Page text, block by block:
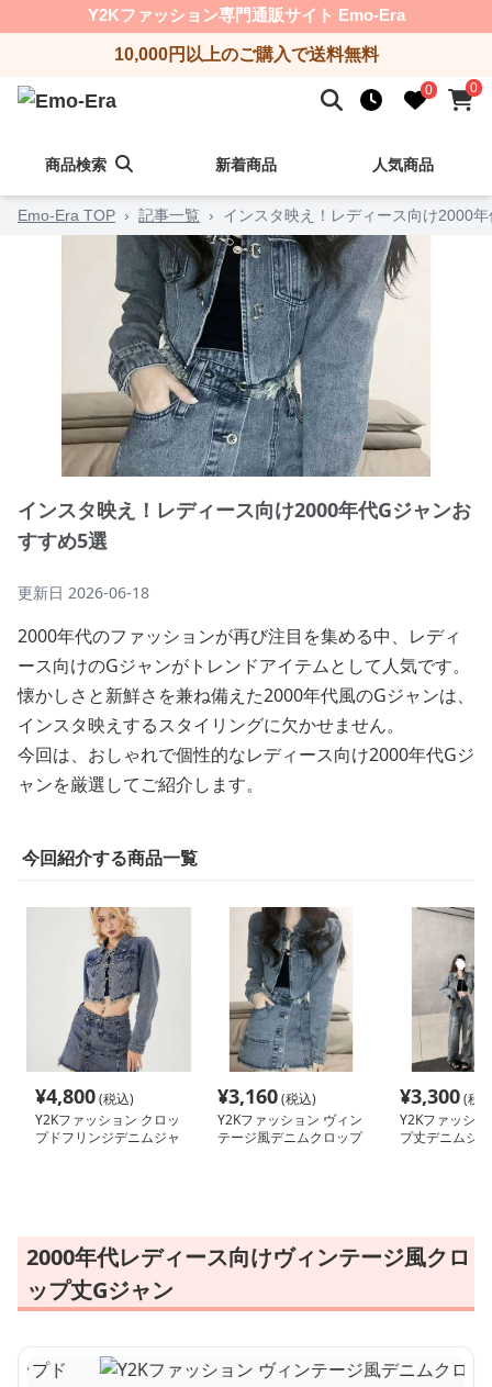
Y2Kファッション専門通販サイト Emo-Era
10,000円以上のご購入で送料無料
0 0
商品検索 新着商品 人気商品
Emo-Era TOP › 記事一覧 › インスタ映え！レディース向け2000
インスタ映え！レディース向け2000年代Gジャンお
すすめ5選
更新日 2026-06-18
2000年代のファッションが再び注目を集める中、レディ
ース向けのGジャンがトレンドアイテムとして人気です。
懐かしさと新鮮さを兼ね備えた2000年代風のGジャンは、
インスタ映えするスタイリングに欠かせません。
今回は、おしゃれで個性的なレディース向け2000年代Gジ
ャンを厳選してご紹介します。
今回紹介する商品一覧
¥4,800(税込)
Y2Kファッション クロッ
プドフリンジデニムジャ
¥3,160(税込)
Y2Kファッション ヴィン
テージ風デニムクロップ
¥3,300(税
Y2Kファッシ
プ丈デニムジ
2000年代レディース向けヴィンテージ風クロ
ップ丈Gジャン